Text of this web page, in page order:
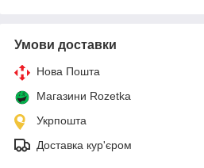
Умови доставки
Нова Пошта
Магазини Rozetka
Укрпошта
Доставка кур'єром